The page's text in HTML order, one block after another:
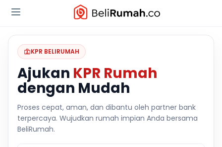
KPR BELIRUMAH
Ajukan KPR Rumah
dengan Mudah
Proses cepat, aman, dan dibantu oleh partner bank
terpercaya. Wujudkan rumah impian Anda bersama
BeliRumah.